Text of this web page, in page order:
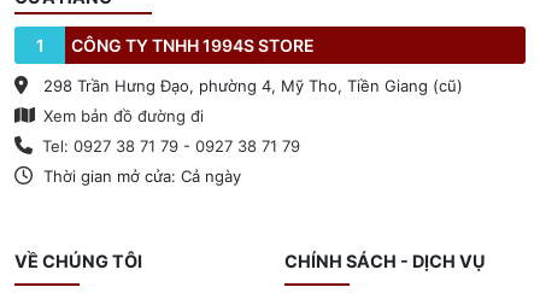
1 CÔNG TY TNHH 1994S STORE
298 Trần Hưng Đạo, phường 4, Mỹ Tho, Tiền Giang (cũ)
Xem bản đồ đường đi
Tel: 0927 38 71 79 - 0927 38 71 79
Thời gian mở cửa: Cả ngày
VỀ CHÚNG TÔI CHÍNH SÁCH - DỊCH VỤ